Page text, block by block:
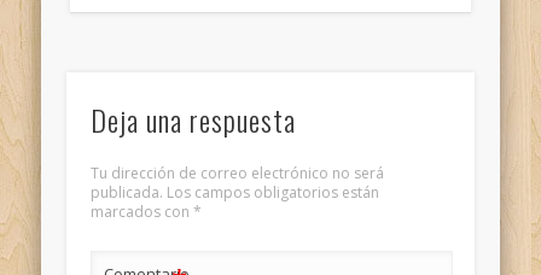
Deja una respuesta
Tu dirección de correo electrónico no será
publicada. Los campos obligatorios están
marcados con *